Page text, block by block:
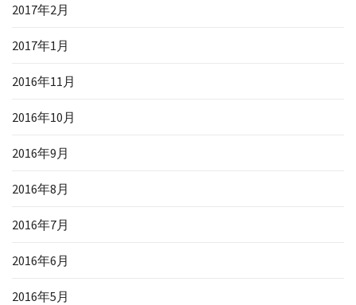
2017年2月
2017年1月
2016年11月
2016年10月
2016年9月
2016年8月
2016年7月
2016年6月
2016年5月